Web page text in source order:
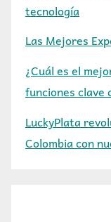
tecnología
Las Mejores
¿Cuál es el
funciones clave
LuckyPlata
Colombia con